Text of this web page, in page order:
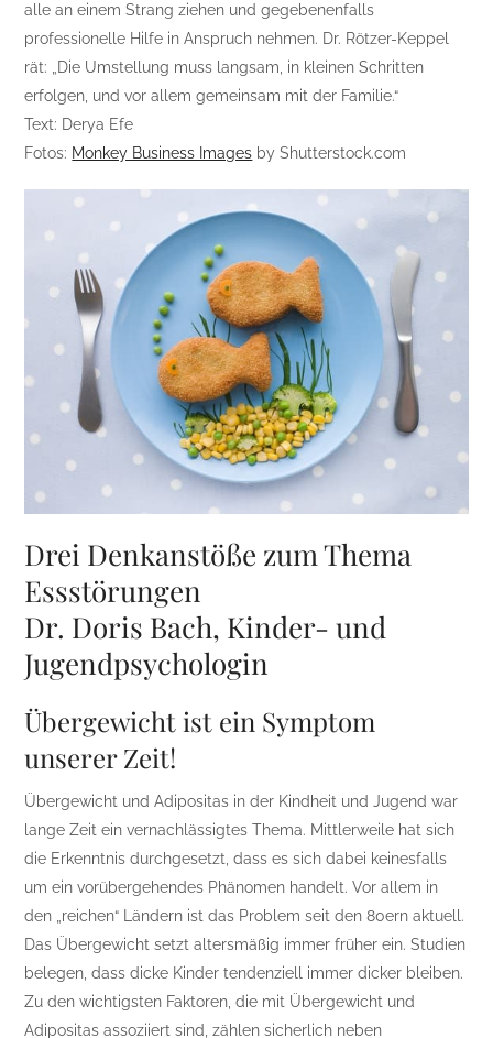
alle an einem Strang ziehen und gegebenenfalls
professionelle Hilfe in Anspruch nehmen. Dr. Rötzer-Keppel
rät: „Die Umstellung muss langsam, in kleinen Schritten
erfolgen, und vor allem gemeinsam mit der Familie.“
Text: Derya Efe
Fotos: Monkey Business Images by Shutterstock.com
Drei Denkanstöße zum Thema
Essstörungen
Dr. Doris Bach, Kinder- und
Jugendpsychologin
Übergewicht ist ein Symptom
unserer Zeit!
Übergewicht und Adipositas in der Kindheit und Jugend war
lange Zeit ein vernachlässigtes Thema. Mittlerweile hat sich
die Erkenntnis durchgesetzt, dass es sich dabei keinesfalls
um ein vorübergehendes Phänomen handelt. Vor allem in
den „reichen“ Ländern ist das Problem seit den 80ern aktuell.
Das Übergewicht setzt altersmäßig immer früher ein. Studien
belegen, dass dicke Kinder tendenziell immer dicker bleiben.
Zu den wichtigsten Faktoren, die mit Übergewicht und
Adipositas assoziiert sind, zählen sicherlich neben